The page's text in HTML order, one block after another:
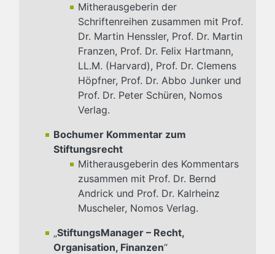
Mitherausgeberin der
Schriftenreihen zusammen mit Prof.
Dr. Martin Henssler, Prof. Dr. Martin
Franzen, Prof. Dr. Felix Hartmann,
LL.M. (Harvard), Prof. Dr. Clemens
Höpfner, Prof. Dr. Abbo Junker und
Prof. Dr. Peter Schüren, Nomos
Verlag.
Bochumer Kommentar zum
Stiftungsrecht
Mitherausgeberin des Kommentars
zusammen mit Prof. Dr. Bernd
Andrick und Prof. Dr. Kalrheinz
Muscheler, Nomos Verlag.
„StiftungsManager – Recht,
Organisation, Finanzen“